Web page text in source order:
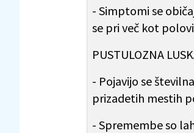
- Simptomi se
se pri več kot
PUSTULOZNA
- Pojavijo se
prizadetih mestih
- Spremembe so